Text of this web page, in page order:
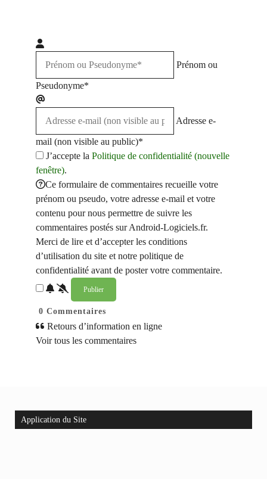
Prénom ou
Pseudonyme*
Adresse e-
mail (non visible au public)*
J’accepte la Politique de confidentialité (nouvelle
fenêtre).
Ce formulaire de commentaires recueille votre
prénom ou pseudo, votre adresse e-mail et votre
contenu pour nous permettre de suivre les
commentaires postés sur Android-Logiciels.fr.
Merci de lire et d’accepter les conditions
d’utilisation du site et notre politique de
confidentialité avant de poster votre commentaire.
0 Commentaires
Retours d’information en ligne
Voir tous les commentaires
Application du Site